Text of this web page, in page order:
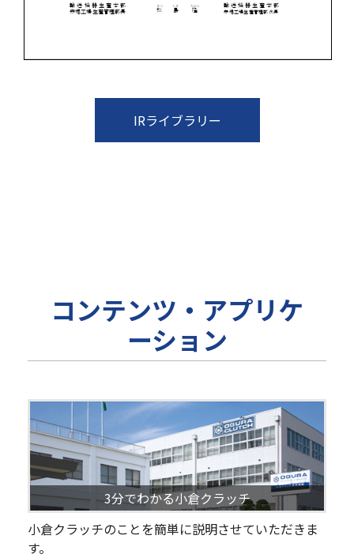
IRライブラリー
コンテンツ・アプリケ
ーション
3分でわかる小倉クラッチ
小倉クラッチのことを簡単に説明させていただきま
す。